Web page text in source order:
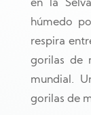
en la
húmedo
respira
gorilas de
mundial.
gorilas de